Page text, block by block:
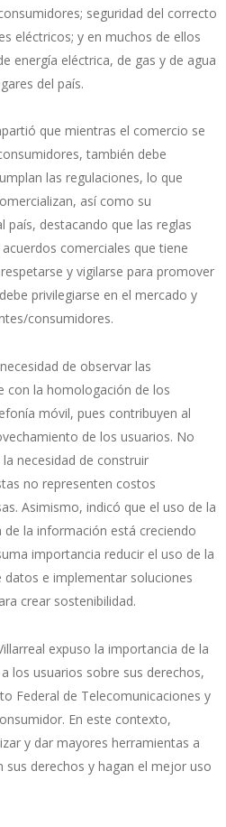
seguridad del correcto
eléctricos; y en muchos de ellos
energía eléctrica, de gas y de agua
del país.
que mientras el comercio se
también debe
las regulaciones, lo que
así como su
destacando que las reglas
comerciales que tiene
y vigilarse para promover
privilegiarse en el mercado y
consumidores.
de observar las
con la homologación de los
móvil, pues contribuyen al
de los usuarios. No
necesidad de construir
no representen costos
Asimismo, indicó que el uso de la
la información está creciendo
importancia reducir el uso de la
e implementar soluciones
crear sostenibilidad.
expuso la importancia de la
los usuarios sobre sus derechos,
Federal de Telecomunicaciones y
En este contexto,
y dar mayores herramientas a
sus derechos y hagan el mejor uso